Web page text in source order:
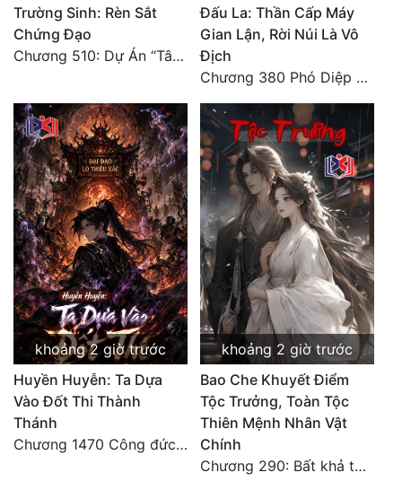
Trường Sinh: Rèn Sắt
Chứng Đạo
Chương 510: Dự Án “Tân Bạch Nương Tử” Và “Tinh Thám” Xà Yêu
Đấu La: Thần Cấp Máy
Gian Lận, Rời Núi Là Vô
Địch
Chương 380 Phó Diệp dẫn toàn tộc Hồn Thú di chuyển đến Sâm La Tinh, chúng thần Thần Giới kinh ngạc!
khoảng 2 giờ trước
Huyền Huyễn: Ta Dựa
Vào Đốt Thi Thành
Thánh
Chương 1470 Công đức phi thăng
khoảng 2 giờ trước
Bao Che Khuyết Điểm
Tộc Trưởng, Toàn Tộc
Thiên Mệnh Nhân Vật
Chính
Chương 290: Bất khả tư nghị, giữa cao thủ va chạm